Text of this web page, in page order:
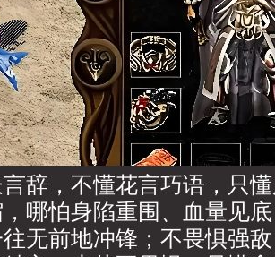
辞，不懂花言巧语，只
哪怕身陷重围、血量见
无前地冲锋；不畏惧强